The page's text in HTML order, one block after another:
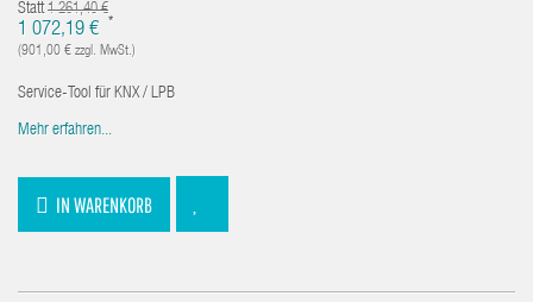
Statt1 261,40 €
1 072,19 € *
(901,00 € zzgl. MwSt.)
Service-Tool für KNX / LPB
Mehr erfahren...
IN WARENKORB